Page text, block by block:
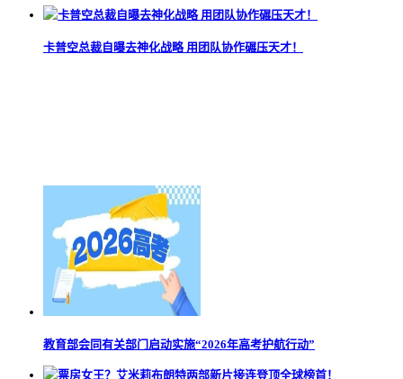
卡普空总裁自曝去神化战略 用团队协作碾压天才！
教育部会同有关部门启动实施“2026年高考护航行动”